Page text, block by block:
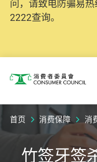
问，请致电防骗易
2222查询。
消费者委员会
首页 消费保障 消
竹签牙签